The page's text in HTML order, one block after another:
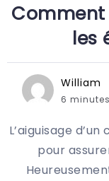
les
William
6
L’aiguisage
pour